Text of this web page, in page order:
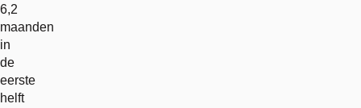
6,2
maanden
in
de
eerste
helft